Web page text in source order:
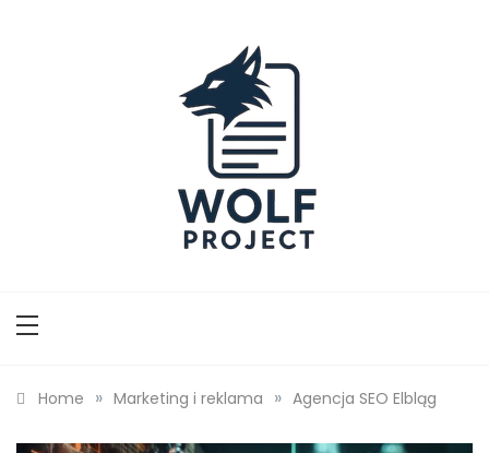
Home » Marketing i reklama » Agencja SEO Elbląg